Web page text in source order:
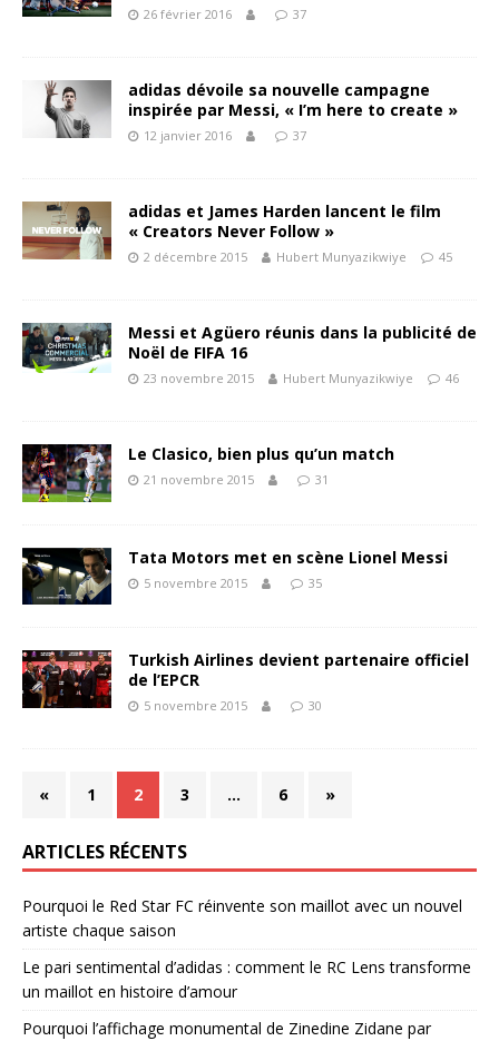
26 février 2016 37
adidas dévoile sa nouvelle campagne
inspirée par Messi, « I’m here to create »
12 janvier 2016 37
adidas et James Harden lancent le film
« Creators Never Follow »
2 décembre 2015 Hubert Munyazikwiye 45
Messi et Agüero réunis dans la publicité de
Noël de FIFA 16
23 novembre 2015 Hubert Munyazikwiye 46
Le Clasico, bien plus qu’un match
21 novembre 2015 31
Tata Motors met en scène Lionel Messi
5 novembre 2015 35
Turkish Airlines devient partenaire officiel
de l’EPCR
5 novembre 2015 30
« 1 2 3 … 6 »
ARTICLES RÉCENTS
Pourquoi le Red Star FC réinvente son maillot avec un nouvel
artiste chaque saison
Le pari sentimental d’adidas : comment le RC Lens transforme
un maillot en histoire d’amour
Pourquoi l’affichage monumental de Zinedine Zidane par